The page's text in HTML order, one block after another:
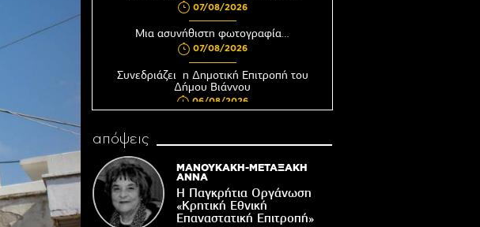
07/08/2026
Μια ασυνήθιστη φωτογραφία…
07/08/2026
Συνεδριάζει η Δημοτική Επιτροπή του
Δήμου Βιάννου
06/08/2026
Βιάννου-Τόπος πίστης, μνήμης και
06/08/2026
Ωράριο λειτουργίας του Γραφείου
Δακοκτονίας
06/08/2026
απόψεις
ΜΑΝΟΥΚΑΚΗ-ΜΕΤΑΞΑΚΗ
ΑΝΝΑ
Η Παγκρήτια Οργάνωση
«Κρητική Εθνική
Επαναστατική Eπιτροπή»